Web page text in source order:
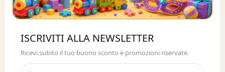
ISCRIVITI E OTTIENI SUBITO UNO
SCONTO DEL 10%
ISCRIVITI ALLA NEWSLETTER
Ricevi subito il tuo buono sconto e promozioni riservate.